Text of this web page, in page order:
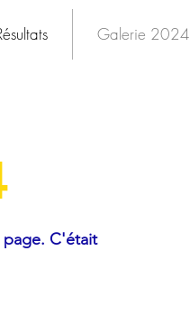
Galerie 2024
page. C'était